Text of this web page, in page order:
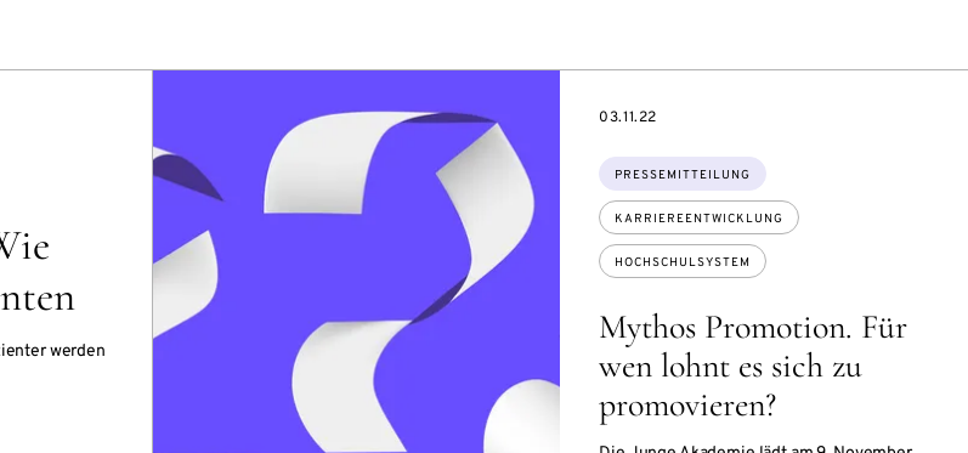
werden
Mythos Promotion. Für
wen lohnt es sich zu
promovieren?
Themen:
PRESSEMITTEILUNG
KARRIEREENTWICKLUNG
HOCHSCHULSYSTEM
DATE
03.11.22